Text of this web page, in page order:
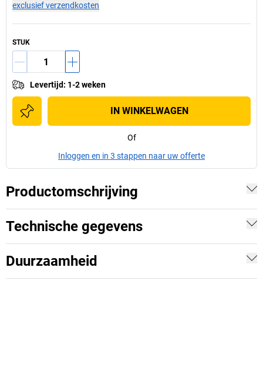
exclusief verzendkosten
STUK
Levertijd: 1-2 weken
IN WINKELWAGEN
Of
Inloggen en in 3 stappen naar uw offerte
Productomschrijving
Technische gegevens
Duurzaamheid